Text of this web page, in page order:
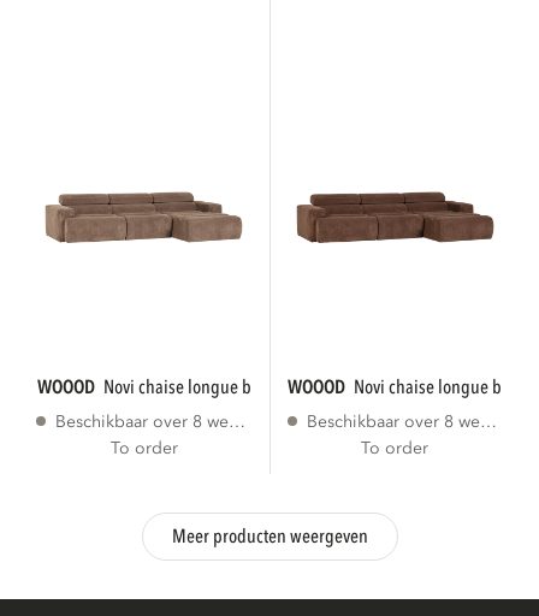
WOOOD novi chaise longue bank rechts...
Beschikbaar over 8 weken
To order
WOOOD novi chaise longue bank
Beschikbaar over 8 weken
To order
Meer producten weergeven